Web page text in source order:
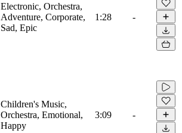
Electronic, Orchestra,
Adventure, Corporate,
Sad, Epic
1:28 -
Children's Music,
Orchestra, Emotional,
Happy
3:09 -